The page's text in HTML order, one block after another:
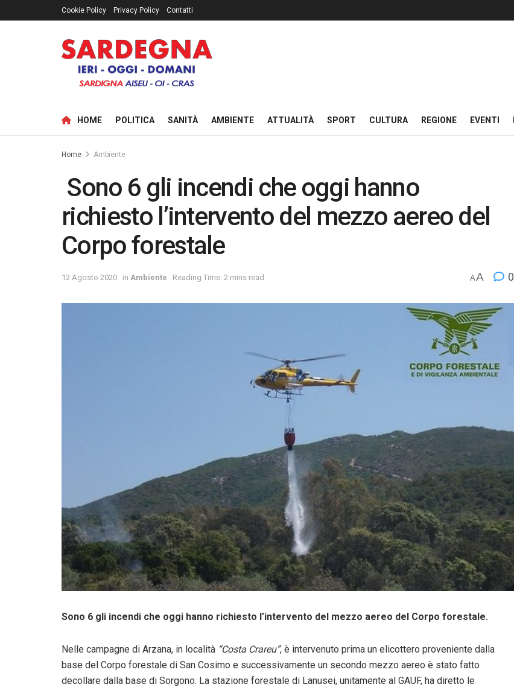
Cookie Policy Privacy Policy Contatti
HOME POLITICA SANITÀ AMBIENTE ATTUALITÀ SPORT CULTURA REGIONE EVENTI
Home Ambiente
Sono 6 gli incendi che oggi hanno
richiesto l’intervento del mezzo aereo del
Corpo forestale
12 Agosto 2020 in Ambiente Reading Time: 2 mins read AA 0
Sono 6 gli incendi che oggi hanno richiesto l’intervento del mezzo aereo del Corpo forestale.
Nelle campagne di Arzana, in località “Costa Crareu”, è intervenuto prima un elicottero proveniente dalla
base del Corpo forestale di San Cosimo e successivamente un secondo mezzo aereo è stato fatto
decollare dalla base di Sorgono. La stazione forestale di Lanusei, unitamente al GAUF, ha diretto le